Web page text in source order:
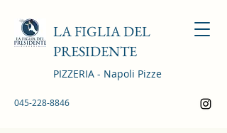
LA FIGLIA DEL
PRESIDENTE
PIZZERIA - Napoli Pizze
045-228-8846